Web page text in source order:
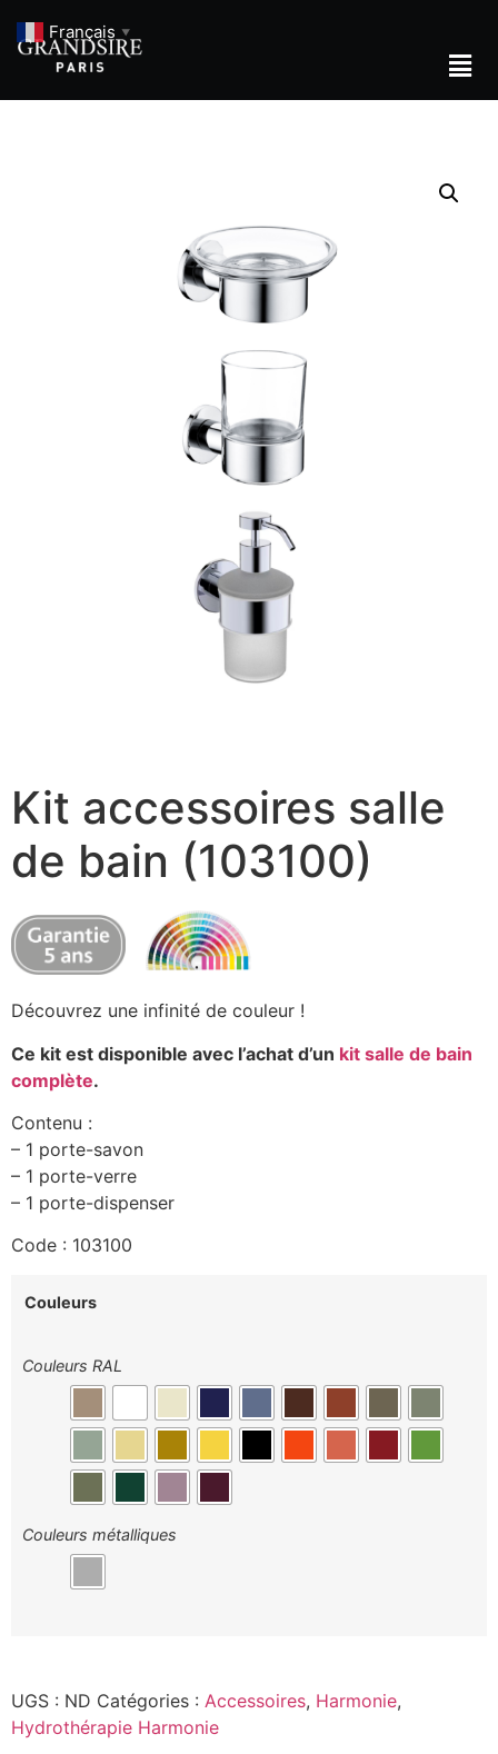
Kit accessoires salle
de bain (103100)
Découvrez une infinité de couleur !
Ce kit est disponible avec l’achat d’un kit salle de bain
complète.
Contenu :
– 1 porte-savon
– 1 porte-verre
– 1 porte-dispenser
Code : 103100
Couleurs
Couleurs RAL
Couleurs métalliques
UGS : ND Catégories : Accessoires, Harmonie,
Hydrothérapie Harmonie
Français ▼